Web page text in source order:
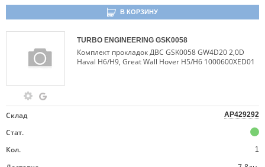
В КОРЗИНУ
TURBO ENGINEERING GSK0058
Комплект прокладок ДВС GSK0058 GW4D20 2,0D
Haval H6/H9, Great Wall Hover H5/H6 1000600XED01
Склад AP429292
Стат.
Кол.
1